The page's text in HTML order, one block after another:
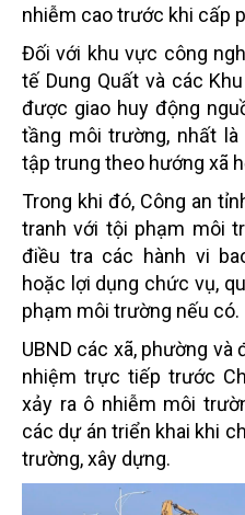
nhiễm cao trước khi cấp
Đối với khu vực công
tế Dung Quất và các
được giao huy động
tầng môi trường, nhất
tập trung theo hướng xã
Trong khi đó, Công an
tranh với tội phạm môi
điều tra các hành vi
hoặc lợi dụng chức vụ,
phạm môi trường nếu có.
UBND các xã, phường
nhiệm trực tiếp trước
xảy ra ô nhiễm môi
các dự án triển khai khi
trường, xây dựng.